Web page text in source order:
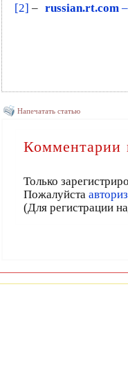
[2] – russian.rt.com
Напечатать статью
Комментарии
Только
Пожалуйста
(Для регистрации